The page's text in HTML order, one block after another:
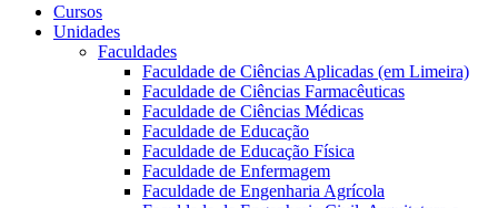
Cursos
Unidades
Faculdades
Faculdade de Ciências Aplicadas (em Limeira)
Faculdade de Ciências Farmacêuticas
Faculdade de Ciências Médicas
Faculdade de Educação
Faculdade de Educação Física
Faculdade de Enfermagem
Faculdade de Engenharia Agrícola